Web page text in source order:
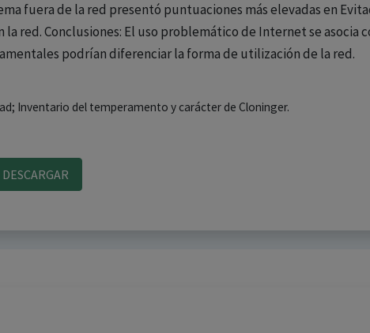
fuera de la red presentó puntuaciones más elevadas en
red. Conclusiones: El uso problemático de Internet se asocia
podrían diferenciar la forma de utilización de la red.
Inventario del temperamento y carácter de Cloninger.